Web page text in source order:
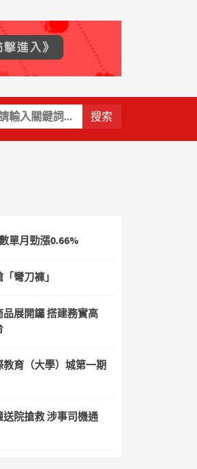
單月勁漲0.66%
彎刀褲」
展開鑼 搭建務實高
育（大學）城第一期
院搶救 涉事司機通